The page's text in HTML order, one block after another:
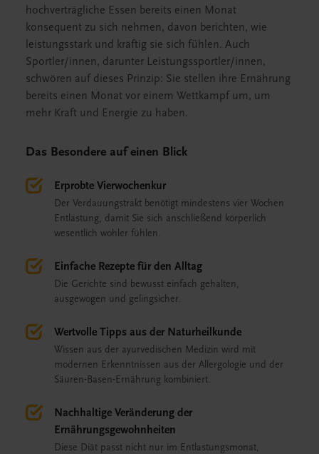
hochverträgliche Essen bereits einen Monat
konsequent zu sich nehmen, davon berichten, wie
leistungsstark und kräftig sie sich fühlen. Auch
Sportler/innen, darunter Leistungssportler/innen,
schwören auf dieses Prinzip: Sie stellen ihre Ernährung
bereits einen Monat vor einem Wettkampf um, um
mehr Kraft und Energie zu haben.
Das Besondere auf einen Blick
Erprobte Vierwochenkur
Der Verdauungstrakt benötigt mindestens vier Wochen
Entlastung, damit Sie sich anschließend körperlich
wesentlich wohler fühlen.
Einfache Rezepte für den Alltag
Die Gerichte sind bewusst einfach gehalten,
ausgewogen und gelingsicher.
Wertvolle Tipps aus der Naturheilkunde
Wissen aus der ayurvedischen Medizin wird mit
modernen Erkenntnissen aus der Allergologie und der
Säuren-Basen-Ernährung kombiniert.
Nachhaltige Veränderung der
Ernährungsgewohnheiten
Diese Diät passt nicht nur im Entlastungsmonat,